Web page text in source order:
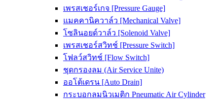
เพรสเชอร์เกจ [Pressure Gauge]
แมคคานิควาล์ว [Mechanical Valve]
โซลินอยด์วาล์ว [Solenoid Valve]
เพรสเชอร์สวิทช์ [Pressure Switch]
โฟลว์สวิทช์ [Flow Switch]
ชุดกรองลม (Air Service Unite)
ออโต้เดรน [Auto Drain]
กระบอกลมนิวเมติก Pneumatic Air Cylinder